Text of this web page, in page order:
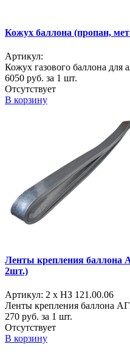
Кожух баллона (пропан,
Артикул:
Кожух газового баллона для
6050 руб. за 1 шт.
Отсутствует
В корзину
Ленты крепления баллона
2шт.)
Артикул: 2 х НЗ 121.00.06
Ленты крепления баллона
270 руб. за 1 шт.
Отсутствует
В корзину